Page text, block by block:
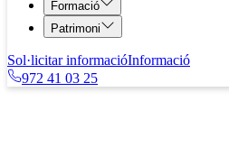
Formació
Patrimoni
Sol·licitar informacióInformació
972 41 03 25